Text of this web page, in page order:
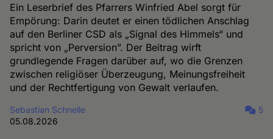
Ein Leserbrief des Pfarrers Winfried Abel sorgt für
Empörung: Darin deutet er einen tödlichen Anschlag
auf den Berliner CSD als „Signal des Himmels“ und
spricht von „Perversion”. Der Beitrag wirft
grundlegende Fragen darüber auf, wo die Grenzen
zwischen religiöser Überzeugung, Meinungsfreiheit
und der Rechtfertigung von Gewalt verlaufen.
Sebastian Schnelle
05.08.2026
5